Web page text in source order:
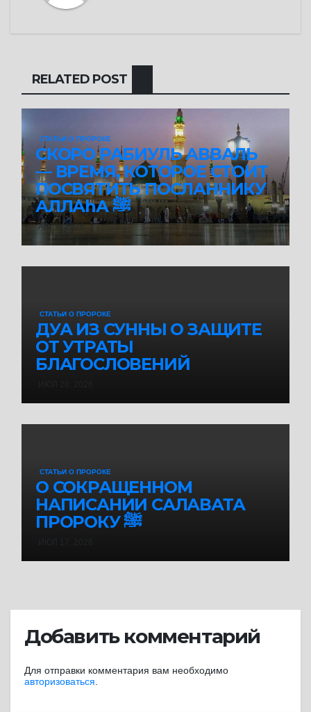
RELATED POST
СТАТЬИ О ПРОРОКЕ
СКОРО РАБИУЛЬ АВВАЛЬ
— ВРЕМЯ, КОТОРОЕ СТОИТ
ПОСВЯТИТЬ ПОСЛАННИКУ
АЛЛАhА ﷺ
АВГ 4, 2026
СТАТЬИ О ПРОРОКЕ
ДУА ИЗ СУННЫ О ЗАЩИТЕ
ОТ УТРАТЫ
БЛАГОСЛОВЕНИЙ
СТАТЬИ О ПРОРОКЕ
О СОКРАЩЕННОМ
НАПИСАНИИ САЛАВАТА
ПРОРОКУ ﷺ
Добавить комментарий
Для отправки комментария вам необходимо
авторизоваться